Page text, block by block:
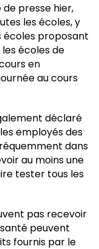
de presse hier,
les écoles, y
écoles proposant
écoles de
en
au cours
déclaré
employés des
dans
au moins une
tester tous les
pas recevoir
peuvent
fournis par le